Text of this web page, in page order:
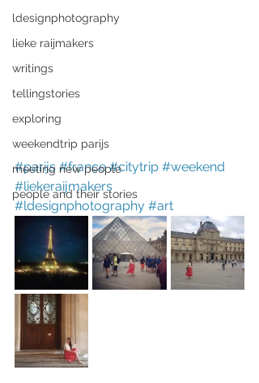
ldesignphotography
lieke raijmakers
writings
tellingstories
exploring
weekendtrip parijs
meeting new people
people and their stories
#parijs #france #citytrip #weekend
#liekeraijmakers
#ldesignphotography #art